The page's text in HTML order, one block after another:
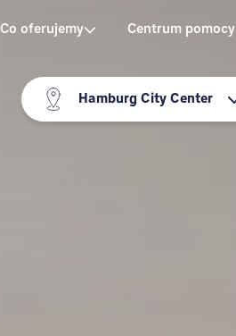
Co oferujemy Centrum pomocy
Hamburg City Center